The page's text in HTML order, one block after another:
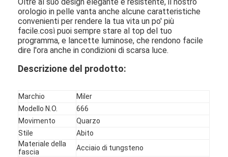
orologio in pelle vanta anche alcune caratteristiche
convenienti per rendere la tua vita un po' più
facile.così puoi sempre stare al top del tuo
programma, e lancette luminose, che rendono facile
dire l'ora anche in condizioni di scarsa luce.
Descrizione del prodotto:
Marchio
Miler
Modello N.O.
666
Movimento
Quarzo
Stile
Abito
Materiale della
fascia
Acciaio di tungsteno